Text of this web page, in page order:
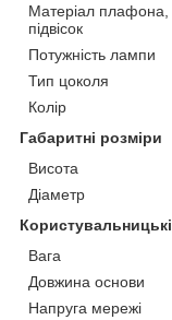
Матеріал плафона,
підвісок
Потужність лампи
Тип цоколя
Колір
Габаритні розміри
Висота
Діаметр
Вага
Довжина основи
Напруга мережі